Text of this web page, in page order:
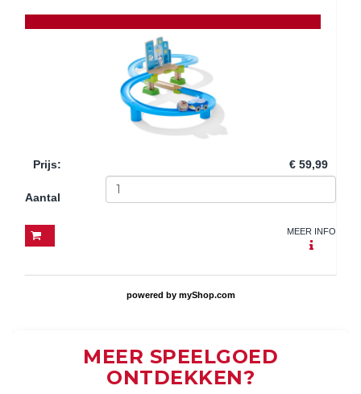
Prijs: € 59,99
Aantal
MEER INFO
powered by myShop.com
MEER SPEELGOED
ONTDEKKEN?